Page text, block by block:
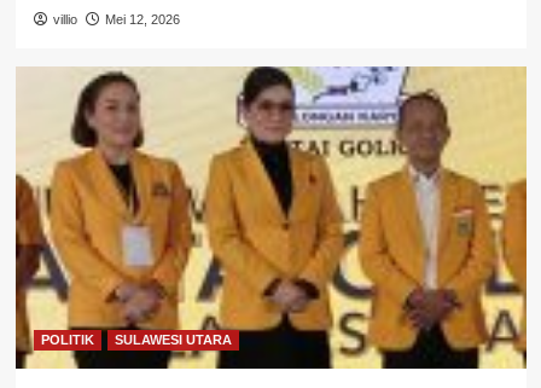
villio Mei 12, 2026
POLITIK SULAWESI UTARA